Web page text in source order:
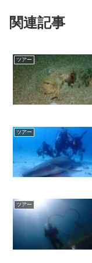
関連記事
ツアー
ツアー
ツアー